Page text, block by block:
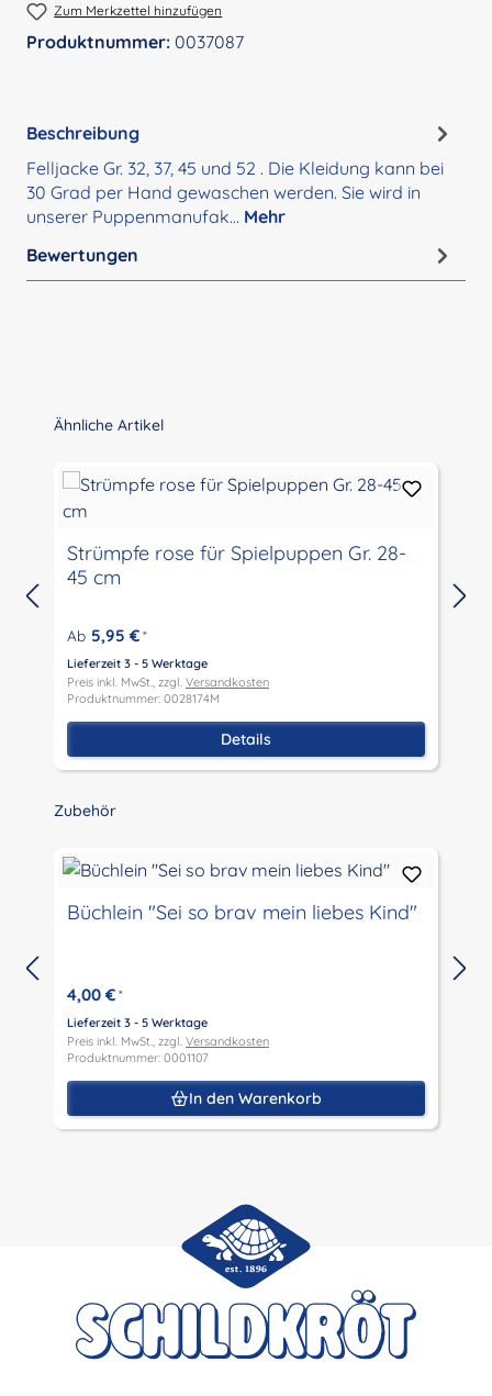
Zum Merkzettel hinzufügen
Produktnummer: 0037087
Beschreibung
Felljacke Gr. 32, 37, 45 und 52 . Die Kleidung kann bei
30 Grad per Hand gewaschen werden. Sie wird in
unserer Puppenmanufak… Mehr
Bewertungen
Produktgalerie überspringen
Ähnliche Artikel
Strümpfe rose für Spielpuppen Gr. 28-
45 cm
Ab 5,95 € *
Lieferzeit 3 - 5 Werktage
Preis inkl. MwSt., zzgl. Versandkosten
Produktnummer: 0028174M
Details
Produktgalerie überspringen
Zubehör
Büchlein "Sei so brav mein liebes Kind"
4,00 € *
Lieferzeit 3 - 5 Werktage
Preis inkl. MwSt., zzgl. Versandkosten
Produktnummer: 0001107
In den Warenkorb